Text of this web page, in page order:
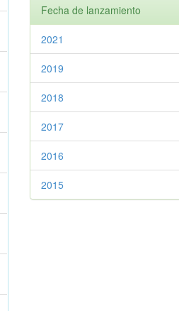
Fecha de lanzamiento
2021
2019
2018
2017
2016
2015